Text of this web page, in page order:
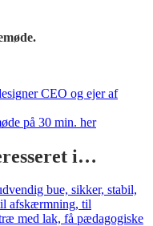
på 30 min. her
i…